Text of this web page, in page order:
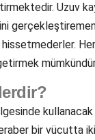
Uzuv
bir vücutta